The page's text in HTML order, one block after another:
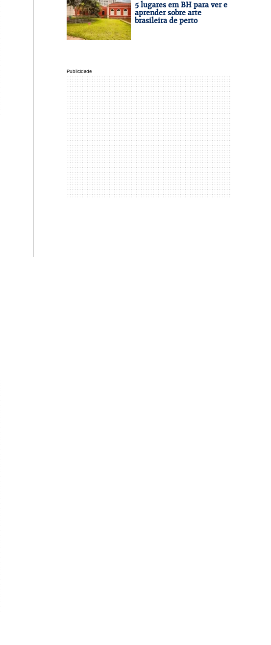
5 lugares em BH para ver e
aprender sobre arte
brasileira de perto
Publicidade